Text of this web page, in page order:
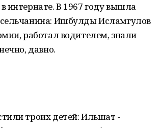
интернате. В 1967 году вышла
Ишбулды Исламгулов
работал водителем, знали
давно.
троих детей: Ильшат -